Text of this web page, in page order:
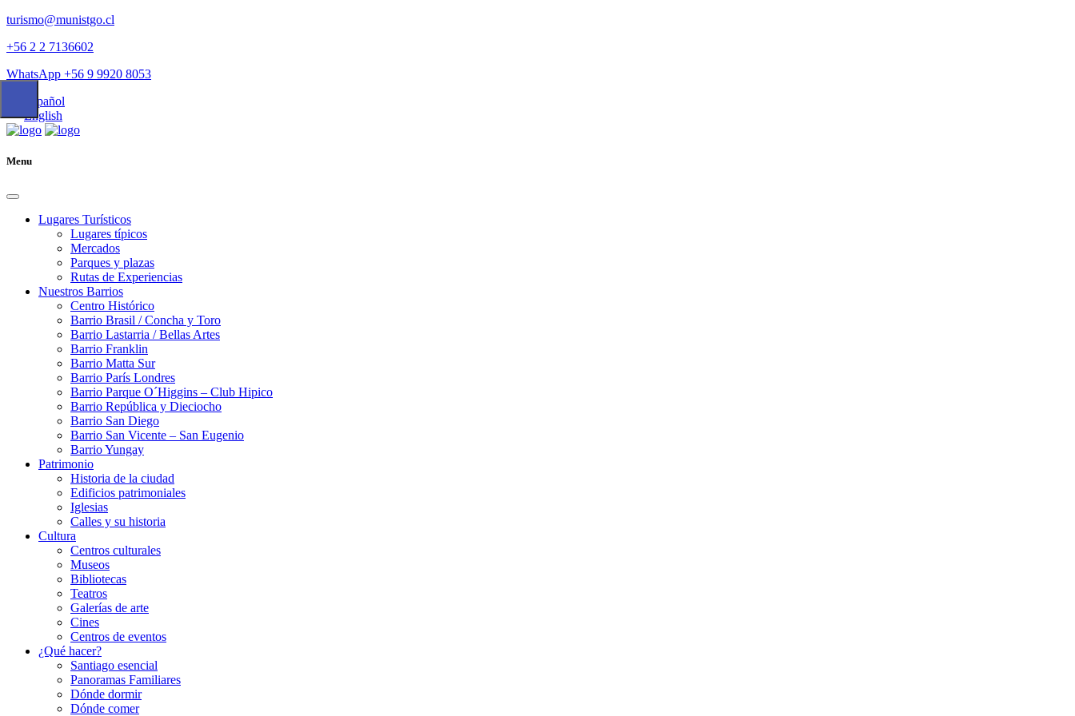
turismo@munistgo.cl
+56 2 2 7136602
WhatsApp +56 9 9920 8053
Español
English
Menu
Lugares Turísticos
Lugares tí­picos
Mercados
Parques y plazas
Rutas de Experiencias
Nuestros Barrios
Centro Histórico
Barrio Brasil / Concha y Toro
Barrio Lastarria / Bellas Artes
Barrio Franklin
Barrio Matta Sur
Barrio Parí­s Londres
Barrio Parque O´Higgins – Club Hipico
Barrio República y Dieciocho
Barrio San Diego
Barrio San Vicente – San Eugenio
Barrio Yungay
Patrimonio
Historia de la ciudad
Edificios patrimoniales
Iglesias
Calles y su historia
Cultura
Centros culturales
Museos
Bibliotecas
Teatros
Galerí­as de arte
Cines
Centros de eventos
¿Qué hacer?
Santiago esencial
Panoramas Familiares
Dónde dormir
Dónde comer